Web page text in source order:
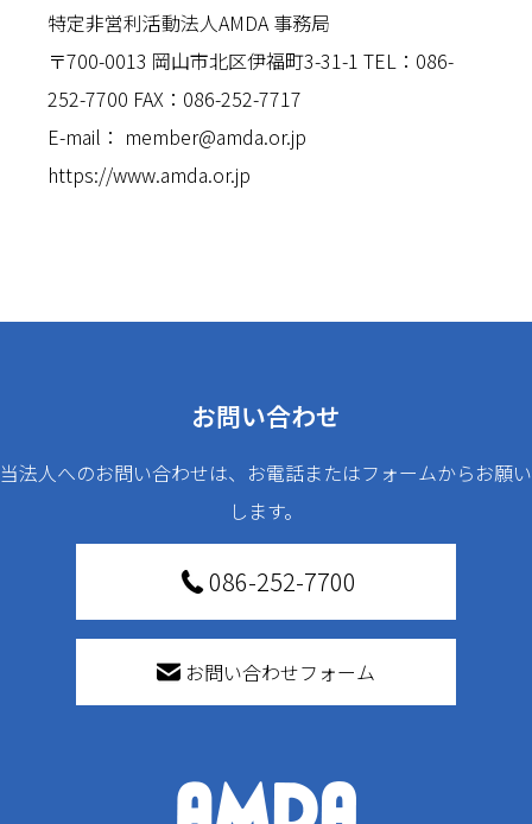
特定非営利活動法人AMDA 事務局
〒700-0013 岡山市北区伊福町3-31-1 TEL：086-
252-7700 FAX：086-252-7717
E-mail： member@amda.or.jp
https://www.amda.or.jp
お問い合わせ
当法人へのお問い合わせは、お電話またはフォームからお願い
します。
086-252-7700
お問い合わせフォーム